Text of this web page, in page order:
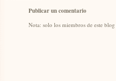
Publicar un comentario
Nota: solo los miembros de este